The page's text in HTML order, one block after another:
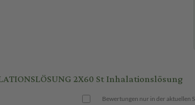
2X60 St Inhalationslösung
Bewertungen nur in der aktuellen